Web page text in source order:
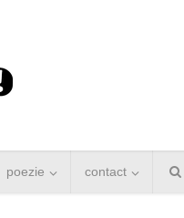
poezie contact